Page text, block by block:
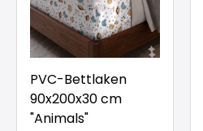
PVC-Bettlaken
90x200x30 cm
"Animals"